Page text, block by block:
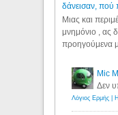
δάνεισαν, πού
Μιας και
μνημόνιο , ας
προηγούμενα
Mic
Δεν